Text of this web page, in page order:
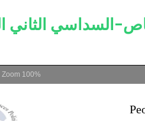
السداسي الثاني
Zoom 100%